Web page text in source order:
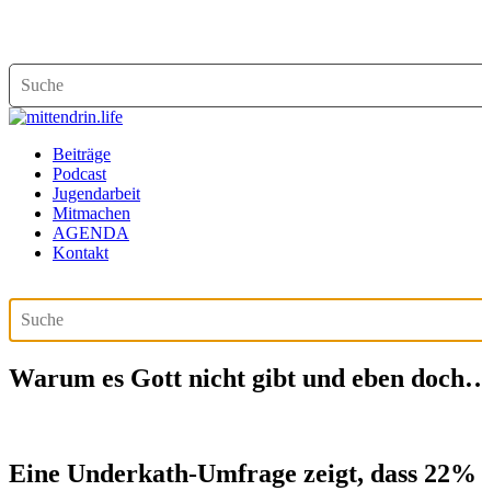
Beiträge
Podcast
Jugendarbeit
Mitmachen
AGENDA
Kontakt
Warum es Gott nicht gibt und eben
Eine Underkath-Umfrage zeigt, dass